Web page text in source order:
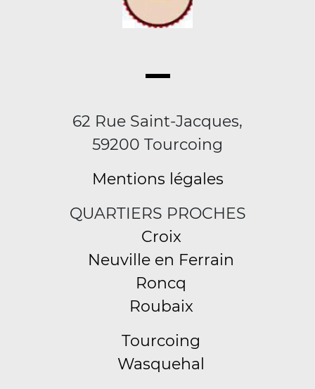
62 Rue Saint-Jacques,
59200 Tourcoing
Mentions légales
QUARTIERS PROCHES
Croix
Neuville en Ferrain
Roncq
Roubaix
Tourcoing
Wasquehal